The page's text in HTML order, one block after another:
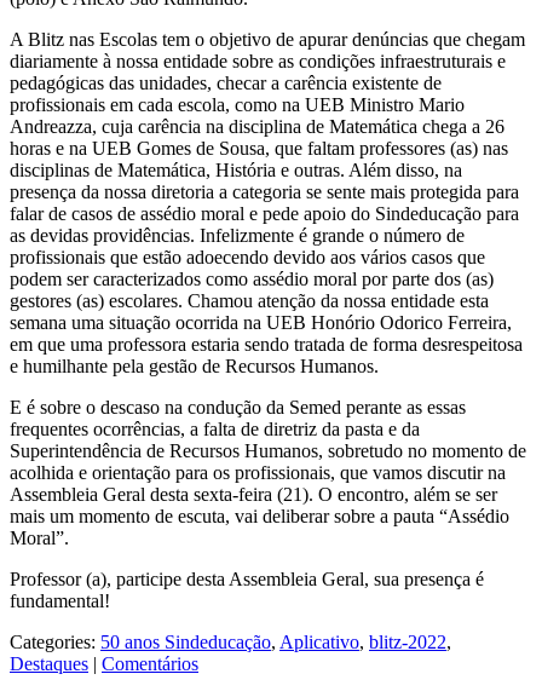
A Blitz nas Escolas tem o objetivo de apurar denúncias que chegam
diariamente à nossa entidade sobre as condições infraestruturais e
pedagógicas das unidades, checar a carência existente de
profissionais em cada escola, como na UEB Ministro Mario
Andreazza, cuja carência na disciplina de Matemática chega a 26
horas e na UEB Gomes de Sousa, que faltam professores (as) nas
disciplinas de Matemática, História e outras. Além disso, na
presença da nossa diretoria a categoria se sente mais protegida para
falar de casos de assédio moral e pede apoio do Sindeducação para
as devidas providências. Infelizmente é grande o número de
profissionais que estão adoecendo devido aos vários casos que
podem ser caracterizados como assédio moral por parte dos (as)
gestores (as) escolares. Chamou atenção da nossa entidade esta
semana uma situação ocorrida na UEB Honório Odorico Ferreira,
em que uma professora estaria sendo tratada de forma desrespeitosa
e humilhante pela gestão de Recursos Humanos.
E é sobre o descaso na condução da Semed perante as essas
frequentes ocorrências, a falta de diretriz da pasta e da
Superintendência de Recursos Humanos, sobretudo no momento de
acolhida e orientação para os profissionais, que vamos discutir na
Assembleia Geral desta sexta-feira (21). O encontro, além se ser
mais um momento de escuta, vai deliberar sobre a pauta “Assédio
Moral”.
Professor (a), participe desta Assembleia Geral, sua presença é
fundamental!
Categories: 50 anos Sindeducação, Aplicativo, blitz-2022,
Destaques | Comentários